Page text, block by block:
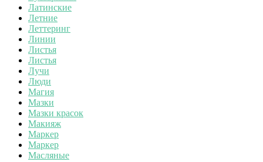
Латинские
Летние
Леттеринг
Линии
Листья
Листья
Лучи
Люди
Магия
Мазки
Мазки красок
Макияж
Маркер
Маркер
Масляные